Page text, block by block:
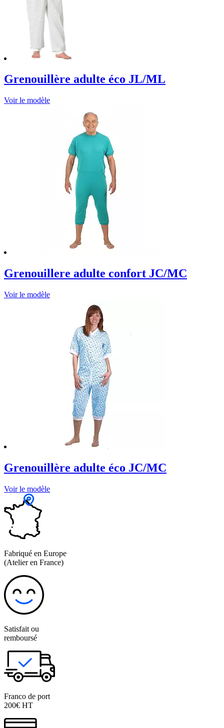
Grenouillère adulte éco JL/ML
Voir le modèle
Grenouillere adulte confort JC/MC
Voir le modèle
Grenouillère adulte éco JC/MC
Voir le modèle
Fabriqué en Europe
(Atelier en France)
Satisfait ou
remboursé
Franco de port
200€ HT